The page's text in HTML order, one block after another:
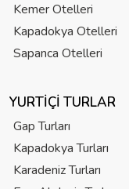
Kemer Otelleri
Kapadokya Otelleri
Sapanca Otelleri
YURTIÇI TURLAR
Gap Turları
Kapadokya Turları
Karadeniz Turları